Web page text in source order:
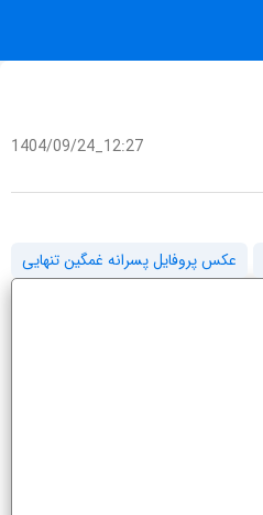
1404/09/24_12:27
عکس پروفایل پسرانه غمگین تنهایی